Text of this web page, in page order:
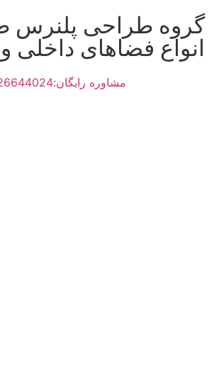
گروه طراحی پلنرس
انواع فضاهای داخلی و
مشاوره رایگان:02126644024